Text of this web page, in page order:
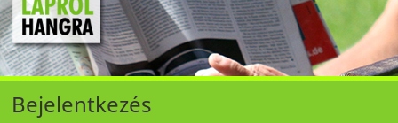
Bejelentkezés